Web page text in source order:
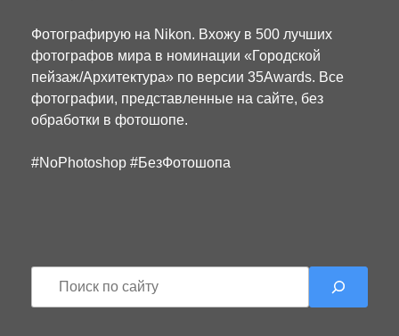
Фотографирую на Nikon. Вхожу в 500 лучших
фотографов мира в номинации «Городской
пейзаж/Архитектура» по версии 35Awards. Все
фотографии, представленные на сайте, без
обработки в фотошопе.
#NoPhotoshop #БезФотошопа